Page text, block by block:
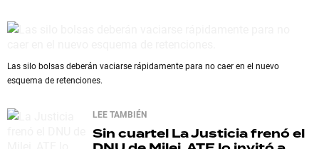
Las silo bolsas deberán vaciarse rápidamente para no caer en el nuevo
esquema de retenciones.
LEE TAMBIÉN
Sin cuartel La Justicia frenó el